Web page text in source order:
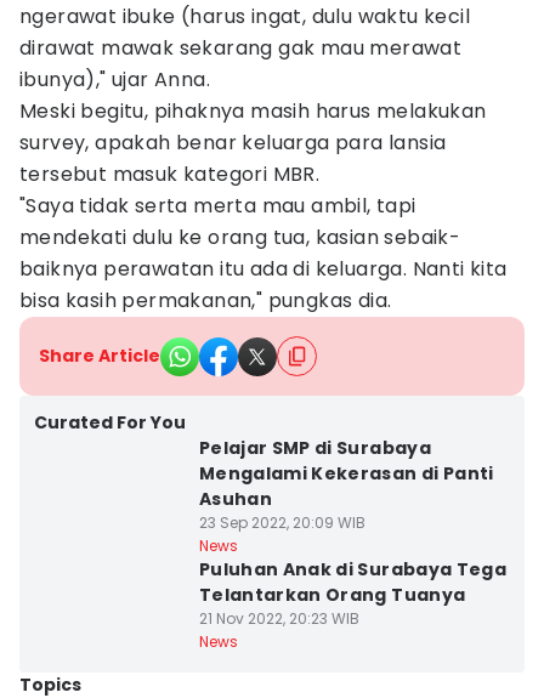
ngerawat ibuke (harus ingat, dulu waktu kecil
dirawat mawak sekarang gak mau merawat
ibunya)," ujar Anna.
Meski begitu, pihaknya masih harus melakukan
survey, apakah benar keluarga para lansia
tersebut masuk kategori MBR.
"Saya tidak serta merta mau ambil, tapi
mendekati dulu ke orang tua, kasian sebaik-
baiknya perawatan itu ada di keluarga. Nanti kita
bisa kasih permakanan," pungkas dia.
Share Article
Curated For You
Pelajar SMP di Surabaya
Mengalami Kekerasan di Panti
Asuhan
23 Sep 2022, 20:09 WIB
News
Puluhan Anak di Surabaya Tega
Telantarkan Orang Tuanya
21 Nov 2022, 20:23 WIB
News
Topics